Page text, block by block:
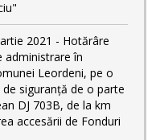
2021 - Hotărâre
administrare în
Leordeni, pe o
siguranță de o parte
DJ 703B, de la km
accesării de Fonduri